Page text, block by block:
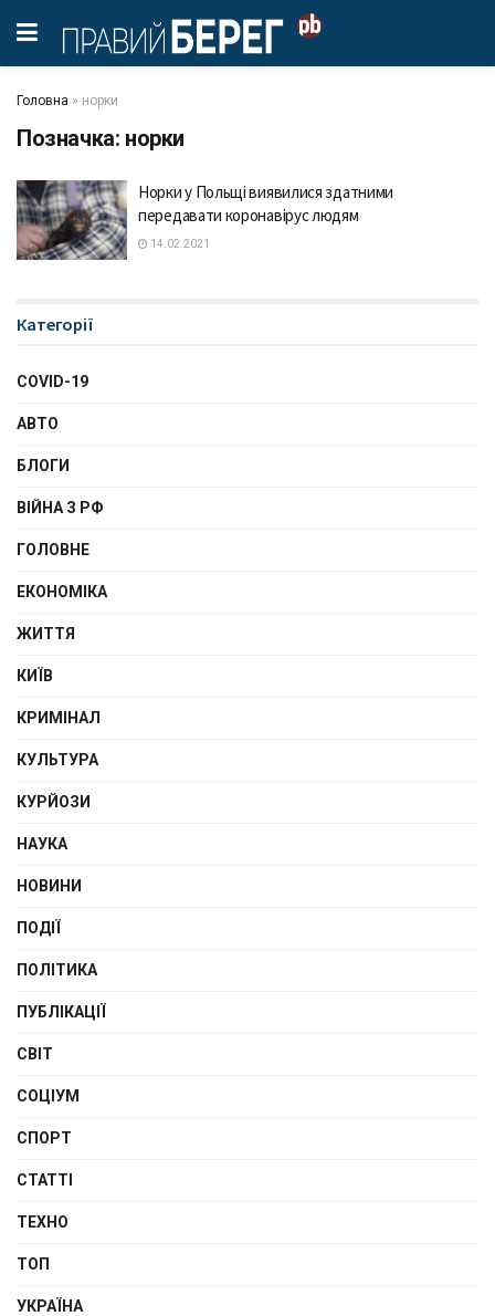
Головна » норки
Позначка: норки
Норки у Польщі виявилися здатними
передавати коронавірус людям
14.02.2021
Категорії
COVID-19
АВТО
БЛОГИ
ВІЙНА З РФ
ГОЛОВНЕ
ЕКОНОМІКА
ЖИТТЯ
КИЇВ
КРИМІНАЛ
КУЛЬТУРА
КУРЙОЗИ
НАУКА
НОВИНИ
ПОДІЇ
ПОЛІТИКА
ПУБЛІКАЦІЇ
СВІТ
СОЦІУМ
СПОРТ
СТАТТІ
ТЕХНО
ТОП
УКРАЇНА